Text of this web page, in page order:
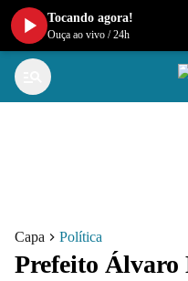
Capa Política
Prefeito Álvaro
Tocando agora!
Ouça ao vivo /24h